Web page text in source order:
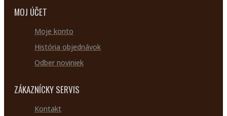
MOJ ÚČET
Moje konto
História objednávok
Odber noviniek
ZÁKAZNÍCKY SERVIS
Kontakt